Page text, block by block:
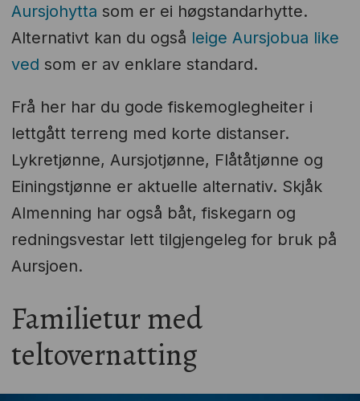
Aursjohytta som er ei høgstandarhytte.
Alternativt kan du også leige Aursjobua like
ved som er av enklare standard.
Frå her har du gode fiskemoglegheiter i
lettgått terreng med korte distanser.
Lykretjønne, Aursjotjønne, Flåtåtjønne og
Einingstjønne er aktuelle alternativ. Skjåk
Almenning har også båt, fiskegarn og
redningsvestar lett tilgjengeleg for bruk på
Aursjoen.
Familietur med
teltovernatting